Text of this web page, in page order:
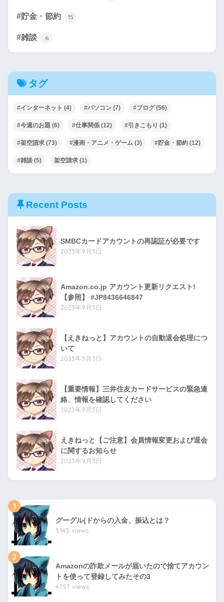
#貯金・節約 15
#雑談 6
タグ
#インターネット (4) #パソコン (7) #ブログ(56)
#今週のお題 (6) #仕事関係 (12) #引きこもり (1)
#架空請求 (73) #漫画・アニメ・ゲーム (3) #貯金・節約 (12)
#雑談 (5) 架空請求 (1)
Recent Posts
SMBCカードアカウントの再認証が必要です
2023年9月3日
Amazon.co.jp アカウント更新リクエスト!
【参照】 #JP8436646847
2023年9月3日
【えきねっと】アカウントの自動退会処理につ
いて
2023年9月3日
【重要情報】三井住友カードサービスの緊急連
絡、情報を確認してください
2023年9月3日
えきねっと【ご注意】会員情報変更および退会
に関するお知らせ
2023年9月3日
1
グーグル(ドからの入金、振込とは？
5145 views
2
Amazonの詐欺メールが届いたので捨てアカウン
トを使って登録してみたその3
4757 views